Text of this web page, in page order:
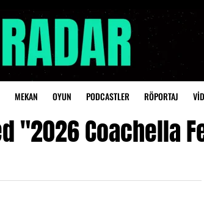
MEKAN OYUN PODCASTLER RÖPORTAJ
"2026 Coachella